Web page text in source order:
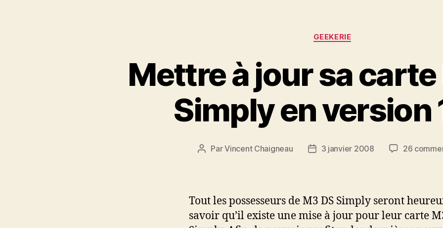
Catégories
GEEKERIE
Mettre à jour sa carte
Simply en version
Auteur
ParVincent Chaigneau
Date3 janvier 2008 26
Tout les possesseurs de M3 DS Simply seront
savoir qu’il existe une mise à jour pour leur carte